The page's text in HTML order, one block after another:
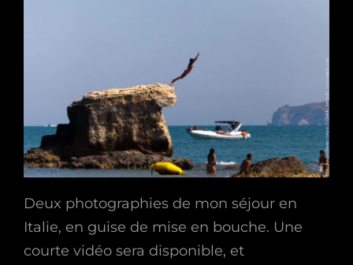
Deux photographies de mon séjour en
Italie, en guise de mise en bouche. Une
courte vidéo sera disponible, et